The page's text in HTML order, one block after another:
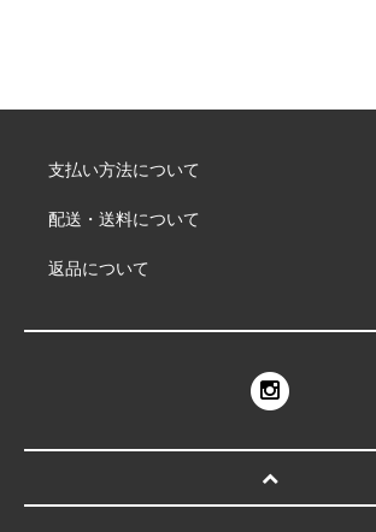
支払い方法について
配送・送料について
返品について